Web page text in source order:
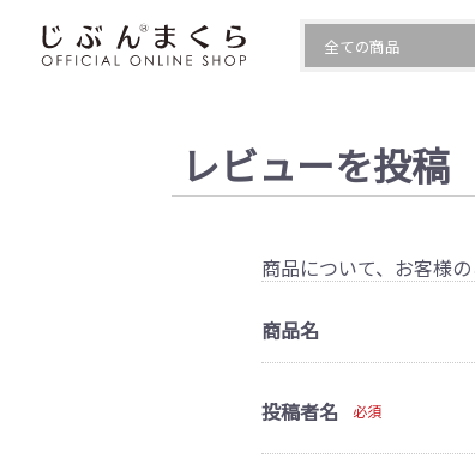
レビューを投稿
商品について、お客様
商品名
投稿者名 必須